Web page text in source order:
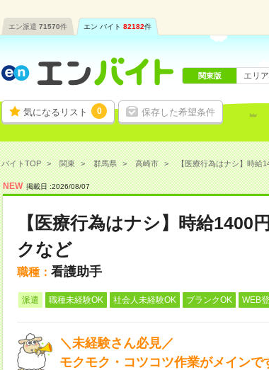
エン派遣 71570件 エン バイト 82182件
気になるリスト 0 保存した希望条件
関東版 エリ
バイトTOP 関東 群馬県 高崎市 【医療行為はナシ】時給
NEW 掲載日 :2026/08/07
【医療行為はナシ】時給1400
クなど
職種： 看護助手
派遣 職種未経験OK 社会人未経験OK ブランクOK WEB
＼未経験さん必見／
モクモク・コツコツ作業がメインで